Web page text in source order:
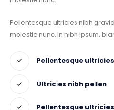
Pellentesque ultricies nibh
molestie nunc. In nibh ipsum,
Pellentesque
Ultricies nibh pellen
Pellentesque